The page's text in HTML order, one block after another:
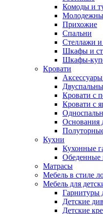
Комоды и
Прихожие
Спальни
Стеллажи
Шкафы и
Шкафы-
Кровати
Кровати с
Кровати с
Основания
Кухни
Кухонные
Обеденные
Матрасы
Мебель в стиле
Мебель для
Гарнитуры
Детские
Детские